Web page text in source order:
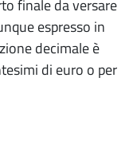
finale da versare
espresso in
decimale è
di euro o per